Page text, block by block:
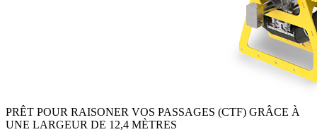
PRÊT POUR RAISONER VOS PASSAGES (CTF) GRÂCE À
UNE LARGEUR DE 12,4 MÈTRES